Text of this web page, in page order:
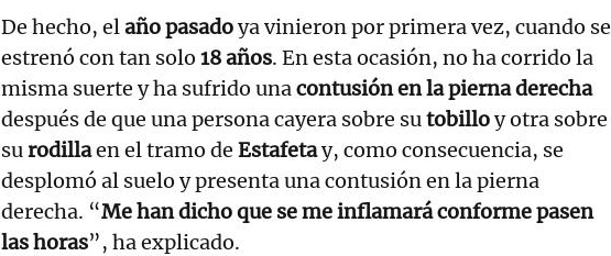
De hecho, elaño pasadoya vinieron por primera vez, cuando se
estrenó con tan solo 18 años. En esta ocasión, no ha corrido la
misma suerte y ha sufrido unacontusión en la pierna derecha
después de que una persona cayera sobre sutobilloy otra sobre
surodillaen el tramo de Estafetay, como consecuencia, se
desplomó al suelo y presenta una contusión en la pierna
derecha. “Me han dicho que se me inflamará conforme pasen
las horas”, ha explicado.